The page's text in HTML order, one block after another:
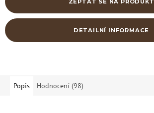
ZEPTAT SE NA PRODUKT
DETAILNÍ INFORMACE
Popis Hodnocení (98)